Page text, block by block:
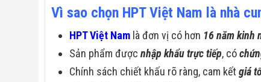
Vì sao chọn HPT Việt Nam là nhà
HPT Việt Nam là đơn vị có hơn 16 năm kinh
Sản phẩm được nhập khẩu trực tiếp, có
Chính sách chiết khấu rõ ràng, cam kết giá